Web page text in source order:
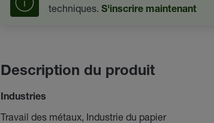
techniques. S'inscrire maintenant
Description du produit
Industries
Travail des métaux, Industrie du papier